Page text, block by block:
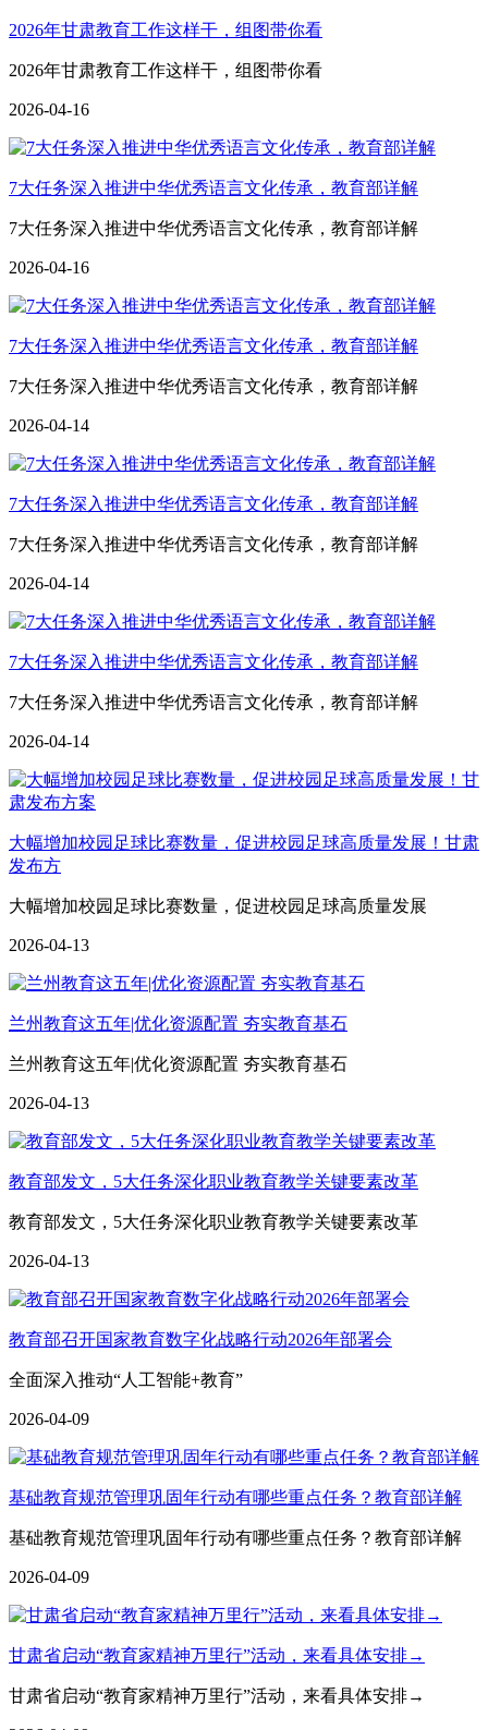
2026年甘肃教育工作这样干，组图带你看
2026年甘肃教育工作这样干，组图带你看
2026-04-16
7大任务深入推进中华优秀语言文化传承，教育部详解
7大任务深入推进中华优秀语言文化传承，教育部详解
2026-04-16
7大任务深入推进中华优秀语言文化传承，教育部详解
7大任务深入推进中华优秀语言文化传承，教育部详解
2026-04-14
7大任务深入推进中华优秀语言文化传承，教育部详解
7大任务深入推进中华优秀语言文化传承，教育部详解
2026-04-14
7大任务深入推进中华优秀语言文化传承，教育部详解
7大任务深入推进中华优秀语言文化传承，教育部详解
2026-04-14
大幅增加校园足球比赛数量，促进校园足球高质量发展！甘肃
发布方
大幅增加校园足球比赛数量，促进校园足球高质量发展
2026-04-13
兰州教育这五年|优化资源配置 夯实教育基石
兰州教育这五年|优化资源配置 夯实教育基石
2026-04-13
教育部发文，5大任务深化职业教育教学关键要素改革
教育部发文，5大任务深化职业教育教学关键要素改革
2026-04-13
教育部召开国家教育数字化战略行动2026年部署会
全面深入推动“人工智能+教育”
2026-04-09
基础教育规范管理巩固年行动有哪些重点任务？教育部详解
基础教育规范管理巩固年行动有哪些重点任务？教育部详解
2026-04-09
甘肃省启动“教育家精神万里行”活动，来看具体安排→
甘肃省启动“教育家精神万里行”活动，来看具体安排→